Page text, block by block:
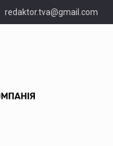
redaktor.tva@gmail.com